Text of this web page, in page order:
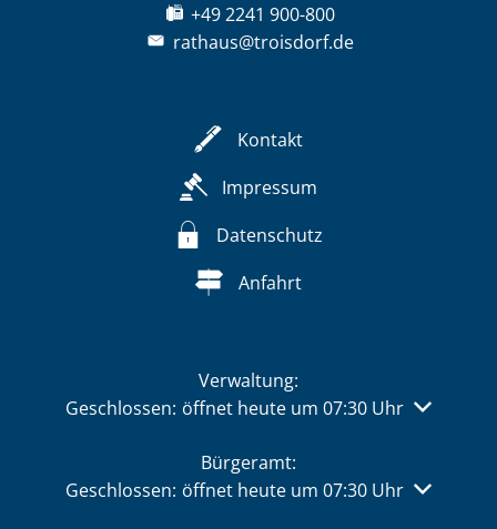
+49 2241 900-800
rathaus@troisdorf.de
Kontakt
Impressum
Datenschutz
Anfahrt
Verwaltung:
Klicken, um weitere Öffnungs- oder Schließzeiten
Geschlossen: öffnet heute um 07:30 Uhr
Bürgeramt:
Klicken, um weitere Öffnungs- oder Schließzeiten
Geschlossen: öffnet heute um 07:30 Uhr